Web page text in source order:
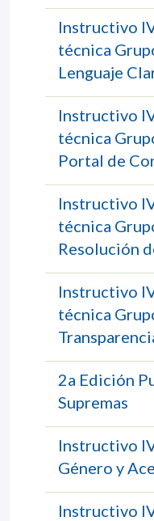
Instructivo
técnica
Lenguaje
Instructivo
técnica
Portal de
Instructivo
técnica
Resolución
Instructivo
técnica
2a Edición
Supremas
Instructivo
Género y
Instructivo